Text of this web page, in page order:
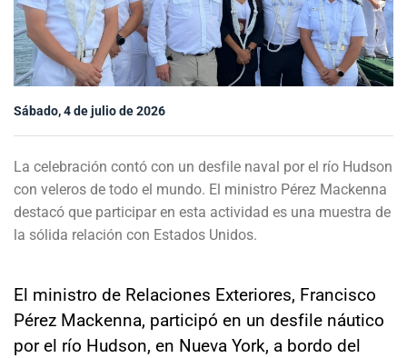
modo claro
Sábado, 4 de julio de 2026
La celebración contó con un desfile naval por el río Hudson
con veleros de todo el mundo. El ministro Pérez Mackenna
destacó que participar en esta actividad es una muestra de
la sólida relación con Estados Unidos.
El ministro de Relaciones Exteriores, Francisco
Pérez Mackenna, participó en un desfile náutico
por el río Hudson, en Nueva York, a bordo del